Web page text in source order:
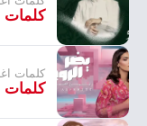
كلمات
كلمات
كلمات